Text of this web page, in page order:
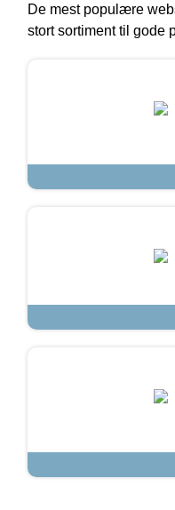
De mest populære
stort sortiment til gode